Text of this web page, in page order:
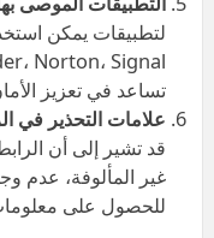
لتطبيقات يمكن
تساعد في تعزيز
علامات التحذير في
قد تشير إلى أن
للحصول على